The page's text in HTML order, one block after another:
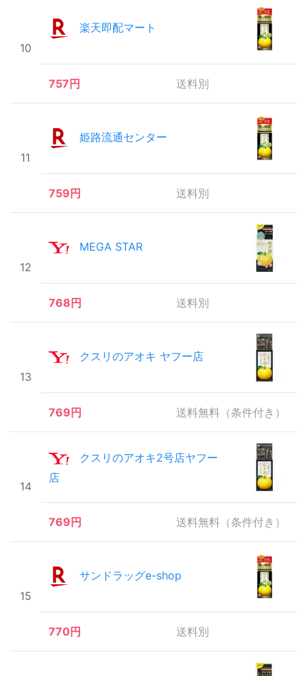
10
楽天即配マート
757円 送料別
11
姫路流通センター
759円 送料別
12
MEGA STAR
768円 送料別
13
クスリのアオキ ヤフー店
769円 送料無料（条件付き）
14
クスリのアオキ2号店ヤフー
店
769円 送料無料（条件付き）
15
サンドラッグe-shop
770円 送料別